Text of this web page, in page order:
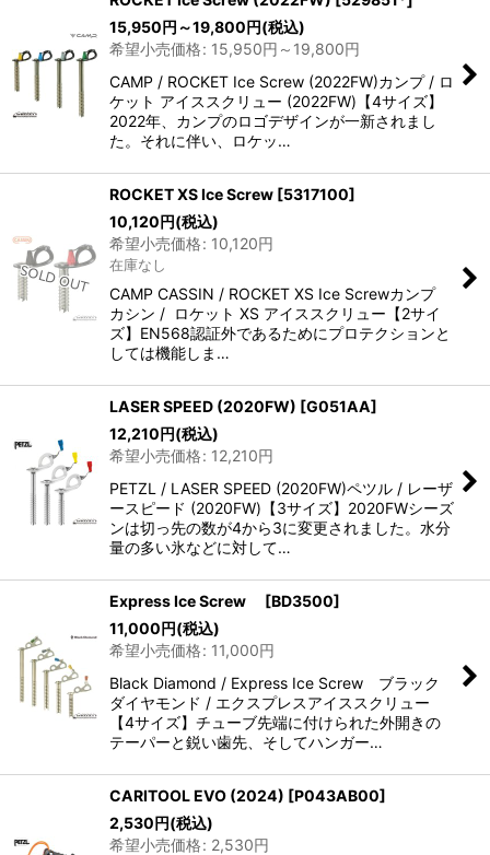
15,950円 ～19,800円(税込)
希望小売価格: 15,950円 ～19,800円
CAMP / ROCKET Ice Screw (2022FW)カンプ / ロ
ケット アイススクリュー (2022FW)【4サイズ】
2022年、カンプのロゴデザインが一新されまし
た。それに伴い、ロケッ…
ROCKET XS Ice Screw [5317100]
10,120円(税込)
希望小売価格: 10,120円
在庫なし
CAMP CASSIN / ROCKET XS Ice Screwカンプ
カシン / ロケット XS アイススクリュー【2サイ
ズ】EN568認証外であるためにプロテクションと
しては機能しま…
LASER SPEED (2020FW) [G051AA]
12,210円(税込)
希望小売価格: 12,210円
PETZL / LASER SPEED (2020FW)ペツル / レーザ
ースピード (2020FW)【3サイズ】2020FWシーズ
ンは切っ先の数が4から3に変更されました。水分
量の多い氷などに対して…
Express Ice Screw [BD3500]
11,000円(税込)
希望小売価格: 11,000円
Black Diamond / Express Ice Screw ブラック
ダイヤモンド / エクスプレスアイススクリュー
【4サイズ】チューブ先端に付けられた外開きの
テーパーと鋭い歯先、そしてハンガー…
CARITOOL EVO (2024) [P043AB00]
2,530円(税込)
希望小売価格: 2,530円